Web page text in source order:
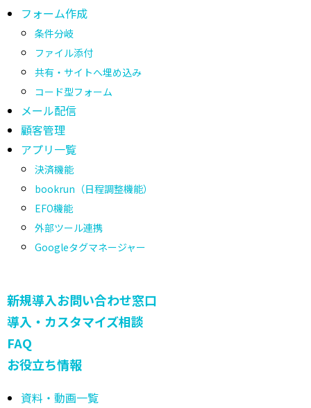
フォーム作成
条件分岐
ファイル添付
共有・サイトへ埋め込み
コード型フォーム
メール配信
顧客管理
アプリ一覧
決済機能
bookrun（日程調整機能）
EFO機能
外部ツール連携
Googleタグマネージャー
新規導入お問い合わせ窓口
導入・カスタマイズ相談
FAQ
お役立ち情報
資料・動画一覧